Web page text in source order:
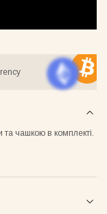
та чашкою в комплекті.